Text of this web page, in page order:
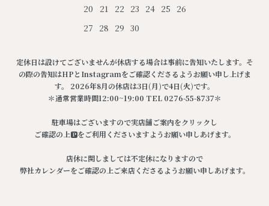
20
21 22 23 24 25
26
27
28 29 30
定休日は設けてございませんが休店する場合は事前に告知いたします。そ
の際の告知はHPとInstagramをご確認くださるようお願い申し上げま
す。 2026年8月の休店は3日(月)で4日(火)です。
＊通常営業時間12:00~19:00 TEL 0276-55-8737＊
駐車場はございますので実店舗ご案内をクリックし
ご確認の上🅿️をご利用くださいますようお願い申しあげます。
店休に関しましては不定休になりますので
弊社カレンダーをご確認の上ご来店くださるようお願い申しあげます。